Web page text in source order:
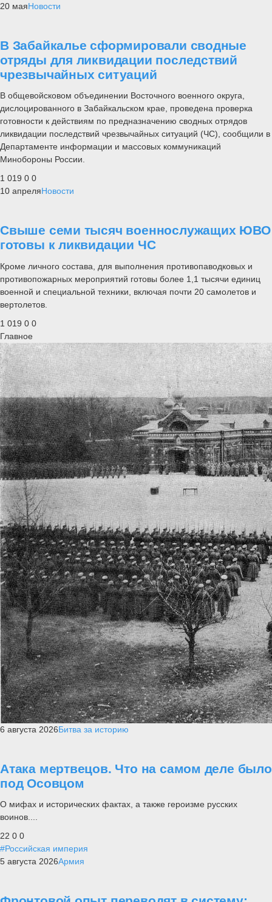
20 маяНовости
В Забайкалье сформировали сводные
отряды для ликвидации последствий
чрезвычайных ситуаций
В общевойсковом объединении Восточного военного округа,
дислоцированного в Забайкальском крае, проведена проверка
готовности к действиям по предназначению сводных отрядов
ликвидации последствий чрезвычайных ситуаций (ЧС), сообщили в
Департаменте информации и массовых коммуникаций
Минобороны России.
1 019 0 0
10 апреляНовости
Свыше семи тысяч военнослужащих ЮВО
готовы к ликвидации ЧС
Кроме личного состава, для выполнения противопаводковых и
противопожарных мероприятий готовы более 1,1 тысячи единиц
военной и специальной техники, включая почти 20 самолетов и
вертолетов.
1 019 0 0
Главное
6 августа 2026Битва за историю
Атака мертвецов. Что на самом деле было
под Осовцом
О мифах и исторических фактах, а также героизме русских
воинов....
22 0 0
#Российская империя
5 августа 2026Армия